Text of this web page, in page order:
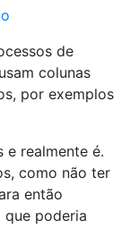
de
colunas
por exemplos
e realmente é.
como não ter
então
que poderia